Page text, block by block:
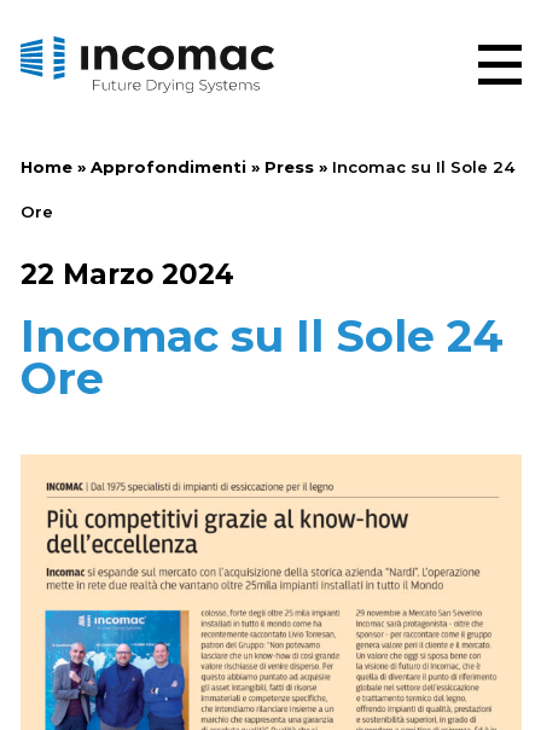
Home» Approfondimenti » Press» Incomac su Il Sole 24
Ore
22 Marzo 2024
Incomac su Il Sole 24
Ore